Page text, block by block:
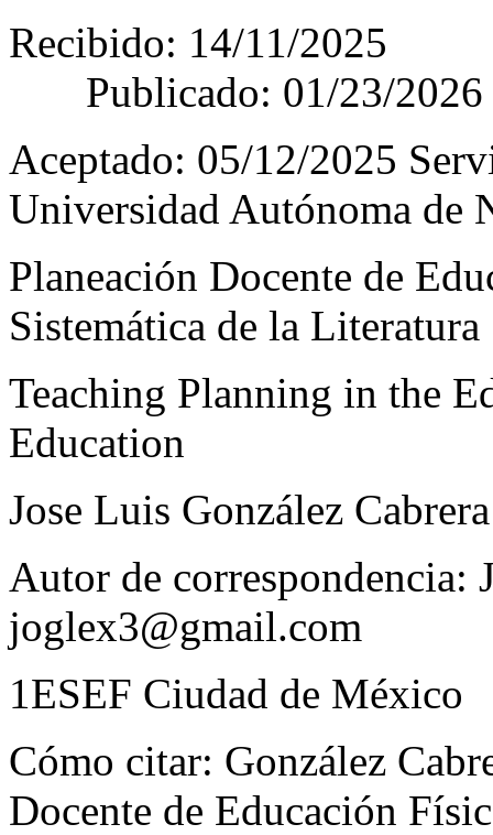
Publicado: 01/23/2026
Aceptado: 05/12/2025
Universidad Autónoma de
Planeación Docente de
Sistemática de la Literatura
Teaching Planning in the
Education
Jose Luis González Cabrera
Autor de correspondencia:
joglex3@gmail.com
1ESEF Ciudad de México
Cómo citar: González
Docente de Educación